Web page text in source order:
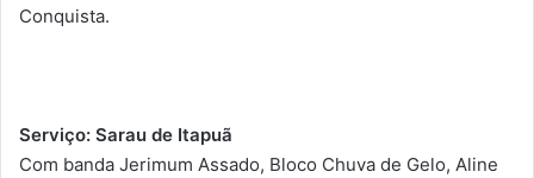
Conquista.
Serviço: Sarau de Itapuã
Com banda Jerimum Assado, Bloco Chuva de Gelo, Aline